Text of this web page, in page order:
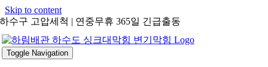
Skip to content
하수구 고압세척 | 연중무휴 365일 긴급출동
Toggle Navigation